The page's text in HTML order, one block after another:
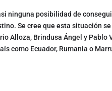
ninguna posibilidad de
Se cree que esta situación
Alloza, Brindusa Ángel y Pablo
como Ecuador, Rumania o